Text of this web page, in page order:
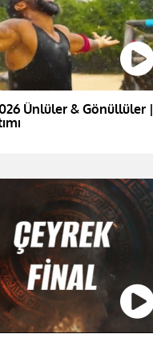
Ünlüler & Gönüllüler |